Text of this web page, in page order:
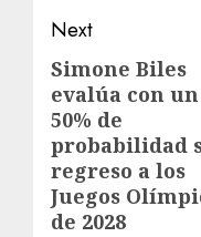
Next
Simone Biles
evalúa con un
50% de
probabilidad
regreso a los
Juegos
de 2028